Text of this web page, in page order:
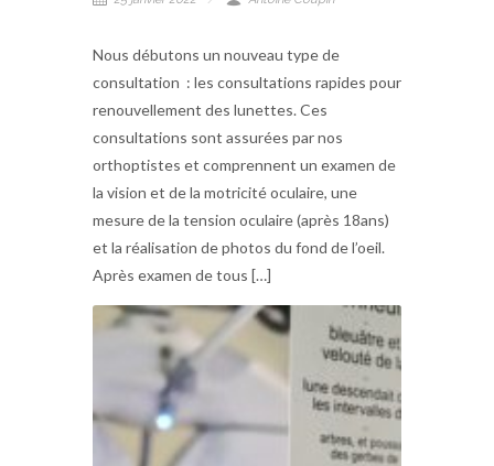
Nous débutons un nouveau type de
consultation : les consultations rapides pour
renouvellement des lunettes. Ces
consultations sont assurées par nos
orthoptistes et comprennent un examen de
la vision et de la motricité oculaire, une
mesure de la tension oculaire (après 18ans)
et la réalisation de photos du fond de l’oeil.
Après examen de tous […]